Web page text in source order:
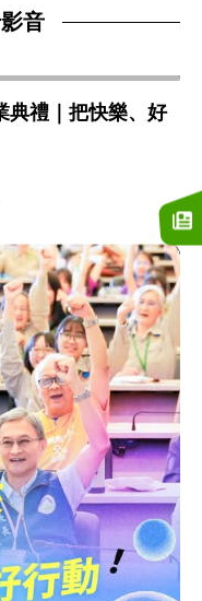
音
典禮｜把快樂、好